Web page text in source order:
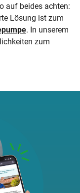
auf beides achten:
Lösung ist zum
. In unserem
zum